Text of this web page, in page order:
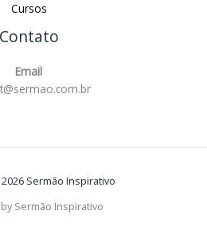
Cursos
Contato
Email
Sermão Inspirativo
Sermão Inspirativo